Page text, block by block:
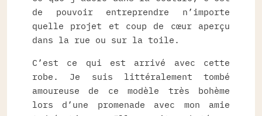
de pouvoir entreprendre n’importe
quelle projet et coup de cœur aperçu
dans la rue ou sur la toile.
C’est ce qui est arrivé avec cette
robe. Je suis littéralement tombé
amoureuse de ce modèle très bohème
lors d’une promenade avec mon amie